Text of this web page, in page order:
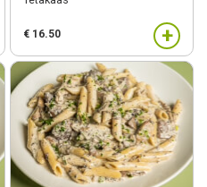
€ 16.50 +